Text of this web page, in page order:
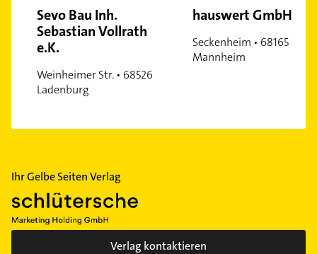
Sevo Bau Inh.
Sebastian Vollrath
e.K.
Weinheimer Str. • 68526
Ladenburg
hauswert GmbH
Seckenheim • 68165
Mannheim
Ihr Gelbe Seiten Verlag
Verlag kontaktieren